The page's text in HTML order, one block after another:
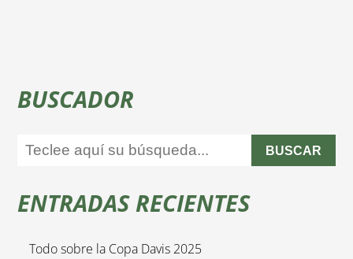
BUSCADOR
BUSCAR
ENTRADAS RECIENTES
Todo sobre la Copa Davis 2025